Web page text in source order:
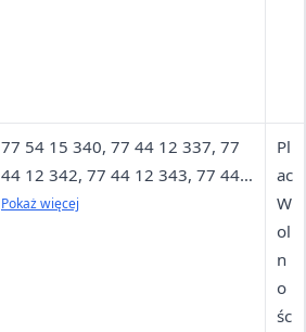
77 54 15 340, 77 44 12 337, 77
44 12 342, 77 44 12 343, 77 44
12 340, 77 44 12 341
Pokaż więcej
Pl
ac
W
ol
n
o
śc